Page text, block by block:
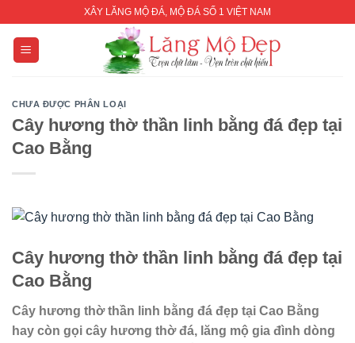
content
XÂY LĂNG MỘ ĐÁ, MỘ ĐÁ SỐ 1 VIỆT NAM
CHƯA ĐƯỢC PHÂN LOẠI
Cây hương thờ thần linh bằng đá đẹp tại
Cao Bằng
Cây hương thờ thần linh bằng đá đẹp tại
Cao Bằng
Cây hương thờ thần linh bằng đá đẹp tại Cao Bằng
hay còn gọi cây hương thờ đá, lăng mộ gia đình dòng